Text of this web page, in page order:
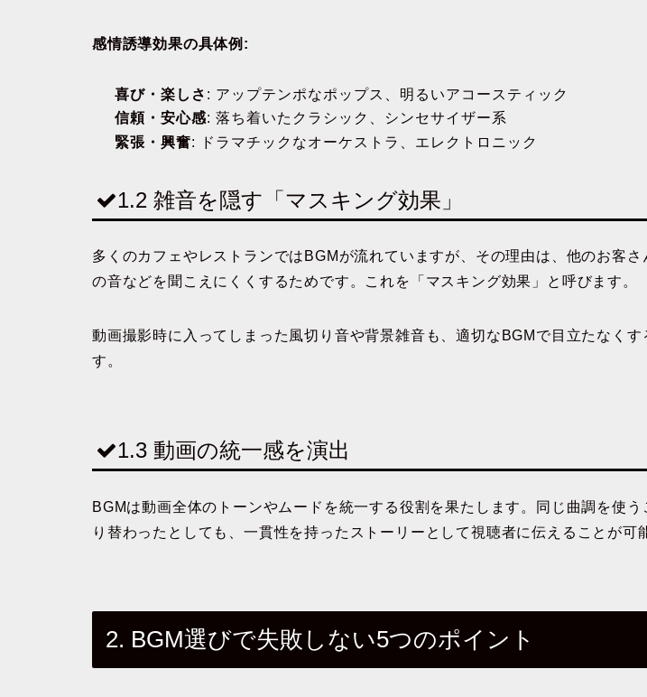
感情誘導効果の具体例:
喜び・楽しさ : アップテンポなポップス、明るいアコースティック
信頼・安心感: 落ち着いたクラシック、シンセサイザー系
緊張・興奮: ドラマチックなオーケストラ、エレクトロニック
1.2 雑音を隠す「マスキング効果」
多くのカフェやレストランではBGMが流れていますが、その理由は、他のお客さ
の音などを聞こえにくくするためです。これを「マスキング効果」と呼びます。
動画撮影時に入ってしまった風切り音や背景雑音も、適切なBGMで目立たなくす
す。
1.3 動画の統一感を演出
BGMは動画全体のトーンやムードを統一する役割を果たします。同じ曲調を使う
り替わったとしても、一貫性を持ったストーリーとして視聴者に伝えることが可
2. BGM選びで失敗しない5つのポイント